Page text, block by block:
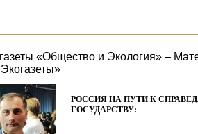
«Общество и Экология» –
РОССИЯ НА ПУТИ К
ГОСУДАРСТВУ: